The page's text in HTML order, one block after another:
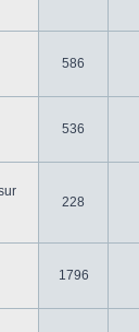
586
536
228
1796